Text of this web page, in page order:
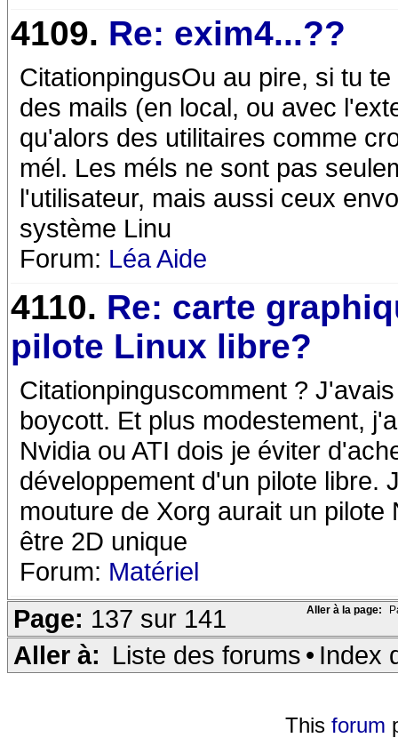
4109. Re: exim4...??
CitationpingusOu au pire, si tu
des mails (en local, ou avec
qu'alors des utilitaires comme
mél. Les méls ne sont pas
l'utilisateur, mais aussi ceux
système Linu
Forum: Léa Aide
4110. Re: carte
pilote Linux libre?
Citationpinguscomment ?
boycott. Et plus modestement,
Nvidia ou ATI dois je éviter
développement d'un pilote libre.
mouture de Xorg aurait un
être 2D unique
Forum: Matériel
Aller à la page:
Page: 137 sur 141
Aller à: Liste des forums • Index
This forum